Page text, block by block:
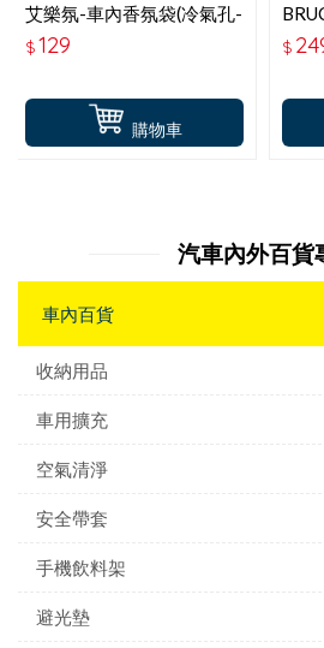
購物車
艾樂氛-車內香氛袋(冷氣孔-
室內吊掛2用)-雪松柚茶(柑
橘木質調) PW-801
$129
霧-柚
$
汽車內外百貨
車內百貨
收納用品
車用擴充
空氣清淨
安全帶套
手機飲料架
避光墊